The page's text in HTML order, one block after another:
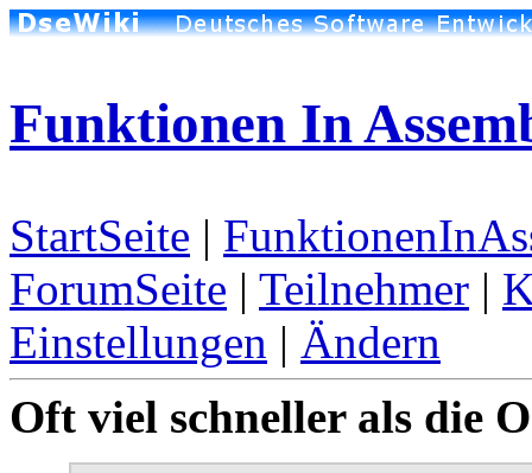
Funktionen In
StartSeite |
ForumSeite | Teilnehmer |
Einstellungen | Ändern
Oft viel schneller als die